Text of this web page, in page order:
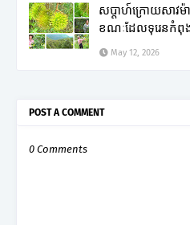
សប្តាហ៍ក្រោយសា
ខណៈដែលទុរេនកំពុង
May 12, 2026
POST A COMMENT
0 Comments